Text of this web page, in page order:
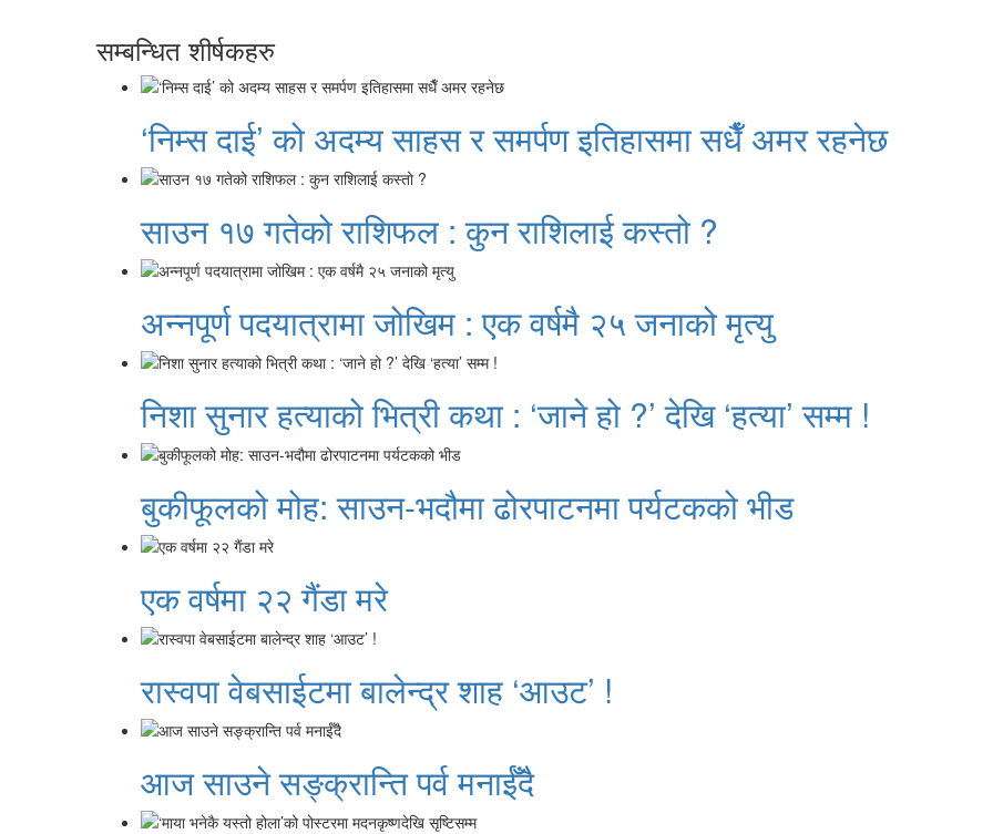
सम्बन्धित शीर्षकहरु
‘निम्स दाई’ को अदम्य साहस र समर्पण इतिहासमा सधैँ अमर रहनेछ
साउन १७ गतेको राशिफल : कुन राशिलाई कस्तो ?
अन्नपूर्ण पदयात्रामा जोखिम : एक वर्षमै २५ जनाको मृत्यु
निशा सुनार हत्याको भित्री कथा : ‘जाने हो ?’ देखि ‘हत्या’ सम्म !
बुकीफूलको मोह: साउन-भदौमा ढोरपाटनमा पर्यटकको भीड
एक वर्षमा २२ गैंडा मरे
रास्वपा वेबसाईटमा बालेन्द्र शाह ‘आउट’ !
आज साउने सङ्क्रान्ति पर्व मनाईँदै